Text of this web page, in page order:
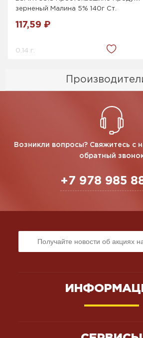
зерненый Малина 5% 140г Ст.
117,59 ₽
0.14 г.
Возникли вопросы? Свяжитесь с
обратный
+7 978 985